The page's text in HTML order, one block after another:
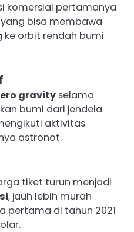
komersial pertamanya
yang bisa membawa
ke orbit rendah bumi
gravity selama
bumi dari jendela
aktivitas
astronot.
tiket turun menjadi
, jauh lebih murah
pertama di tahun 2021